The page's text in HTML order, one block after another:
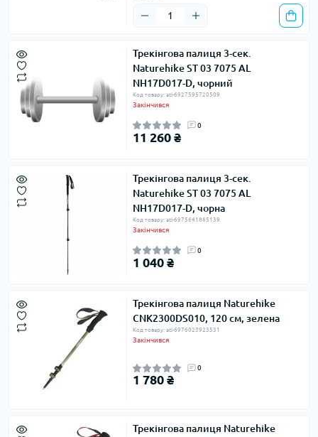
Трекінгова палиця 3-сек.
Naturehike ST 03 7075 AL
NH17D017-D, чорний
Код товару: atl-6927595720509
Закінчився
0
11 260 ₴
Трекінгова палиця 3-сек.
Naturehike ST 03 7075 AL
NH17D017-D, чорна
Код товару: atl-6975641885139
Закінчився
0
1 040 ₴
Трекінгова палиця Naturehike
CNK2300DS010, 120 см, зелена
Код товару: atl-6976023923531
Закінчився
0
1 780 ₴
Трекінгова палиця Naturehike